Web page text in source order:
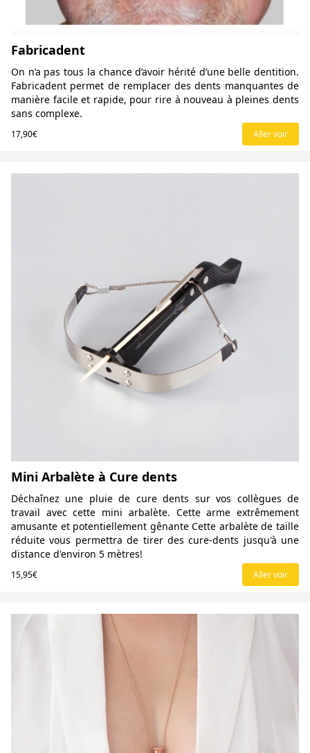
Fabricadent
On n’a pas tous la chance d’avoir hérité d’une belle dentition.
Fabricadent permet de remplacer des dents manquantes de
manière facile et rapide, pour rire à nouveau à pleines dents
sans complexe.
17,90€ Aller voir
Mini Arbalète à Cure dents
Déchaînez une pluie de cure dents sur vos collègues de
travail avec cette mini arbalète. Cette arme extrêmement
amusante et potentiellement gênante Cette arbalète de taille
réduite vous permettra de tirer des cure-dents jusqu'à une
distance d'environ 5 mètres!
15,95€ Aller voir